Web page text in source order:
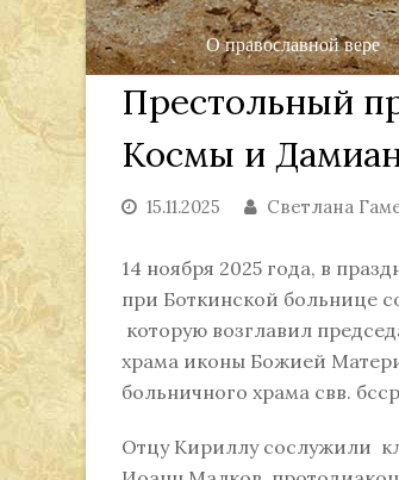
О православной вере
Престольный
Космы и
15.11.2025 Светлана
14 ноября 2025 года, в
при Боткинской больнице
которую возглавил
храма иконы Божией
больничного храма свв.
Отцу Кириллу сослужили